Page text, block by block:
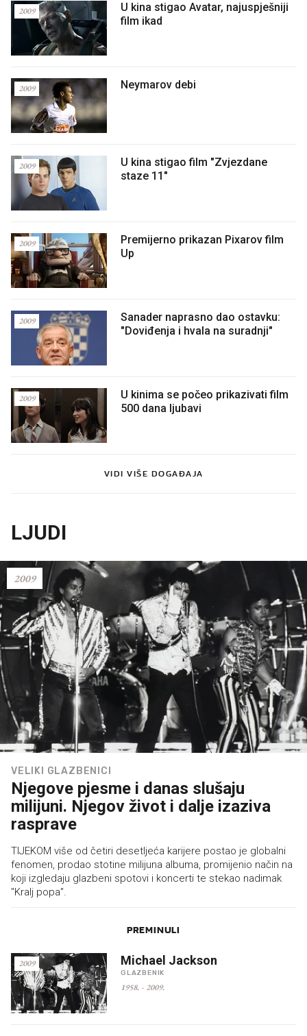
U kina stigao Avatar, najuspješniji
film ikad
2009
Neymarov debi
2009
U kina stigao film "Zvjezdane
staze 11"
2009
Premijerno prikazan Pixarov film
Up
2009
Sanader naprasno dao ostavku:
"Doviđenja i hvala na suradnji"
2009
U kinima se počeo prikazivati film
500 dana ljubavi
2009
VIDI VIŠE DOGAĐAJA
LJUDI
VELIKI GLAZBENICI
Njegove pjesme i danas slušaju
milijuni. Njegov život i dalje izaziva
rasprave
2009
TIJEKOM više od četiri desetljeća karijere postao je globalni
fenomen, prodao stotine milijuna albuma, promijenio način na
koji izgledaju glazbeni spotovi i koncerti te stekao nadimak
"Kralj popa".
PREMINULI
Michael Jackson
GLAZBENIK
1958. - 2009.
2009